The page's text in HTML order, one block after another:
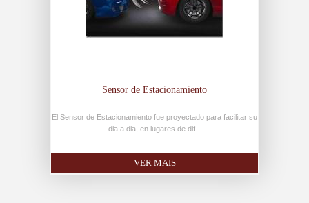
Sensor de Estacionamiento
El Sensor de Estacionamiento fue proyectado para facilitar su
dia a dia, en lugares de dif...
VER MAIS